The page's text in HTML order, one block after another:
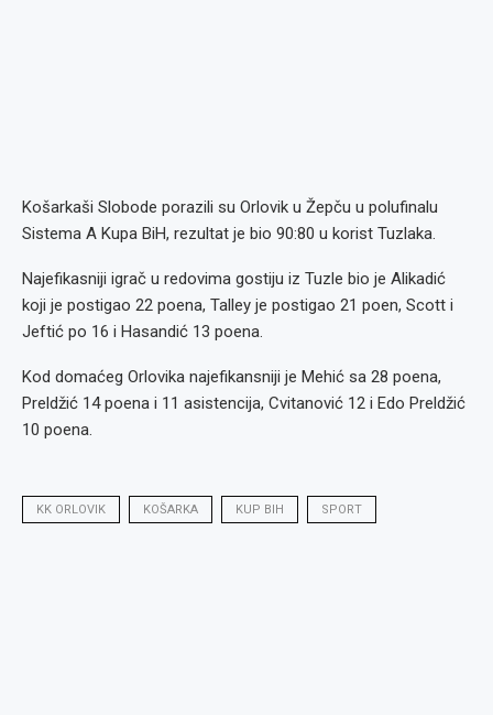
Košarkaši Slobode porazili su Orlovik u Žepču u polufinalu
Sistema A Kupa BiH, rezultat je bio 90:80 u korist Tuzlaka.
Najefikasniji igrač u redovima gostiju iz Tuzle bio je Alikadić
koji je postigao 22 poena, Talley je postigao 21 poen, Scott i
Jeftić po 16 i Hasandić 13 poena.
Kod domaćeg Orlovika najefikansniji je Mehić sa 28 poena,
Preldžić 14 poena i 11 asistencija, Cvitanović 12 i Edo Preldžić
10 poena.
KK ORLOVIK KOŠARKA KUP BIH SPORT